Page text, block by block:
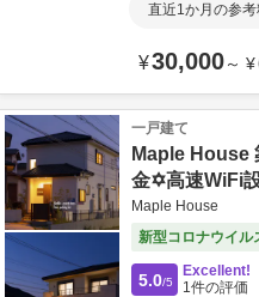
直近1か月の参
¥30,000～ ¥
一戸建て
Maple House
金✡️高速WiFi
Maple House
新型コロナウイル
5.0/5
Excellent!
1件の評価